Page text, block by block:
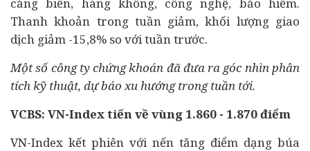
Thanh khoản trong tuần giảm, khối lượng giao
dịch giảm -15,8% so với tuần trước.
Một số công ty chứng khoán đã đưa ra góc nhìn phân
tích kỹ thuật, dự báo xu hướng trong tuần tới.
VCBS: VN-Index tiến về vùng 1.860 - 1.870 điểm
VN-Index kết phiên với nến tăng điểm dạng búa